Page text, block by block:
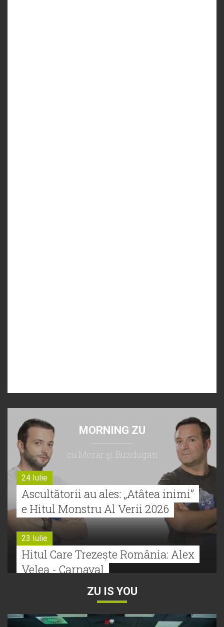
MORNING ZU
cu Morar şi Buzdugan
24 Iulie
Ascultătorii au ales: „Atâtea inimi”
e Hitul Monstru Al Verii 2026
23 Iulie
Hitul Care Trezește România: Alex
Velea - Carnaval
Bătălie strânsă la Hitul Monstru Al
ZU IS YOU